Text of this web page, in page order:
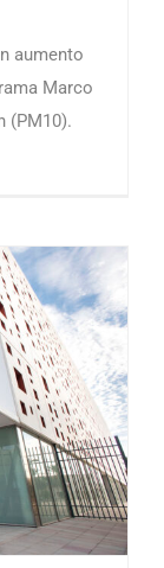
aumento
Marco
(PM10).